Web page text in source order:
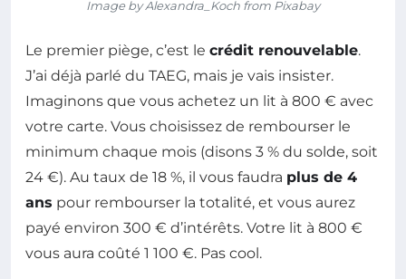
Image by Alexandra_Koch from Pixabay
Le premier piège, c’est le crédit renouvelable.
J’ai déjà parlé du TAEG, mais je vais insister.
Imaginons que vous achetez un lit à 800 € avec
votre carte. Vous choisissez de rembourser le
minimum chaque mois (disons 3 % du solde, soit
24 €). Au taux de 18 %, il vous faudra plus de 4
ans pour rembourser la totalité, et vous aurez
payé environ 300 € d’intérêts. Votre lit à 800 €
vous aura coûté 1 100 €. Pas cool.